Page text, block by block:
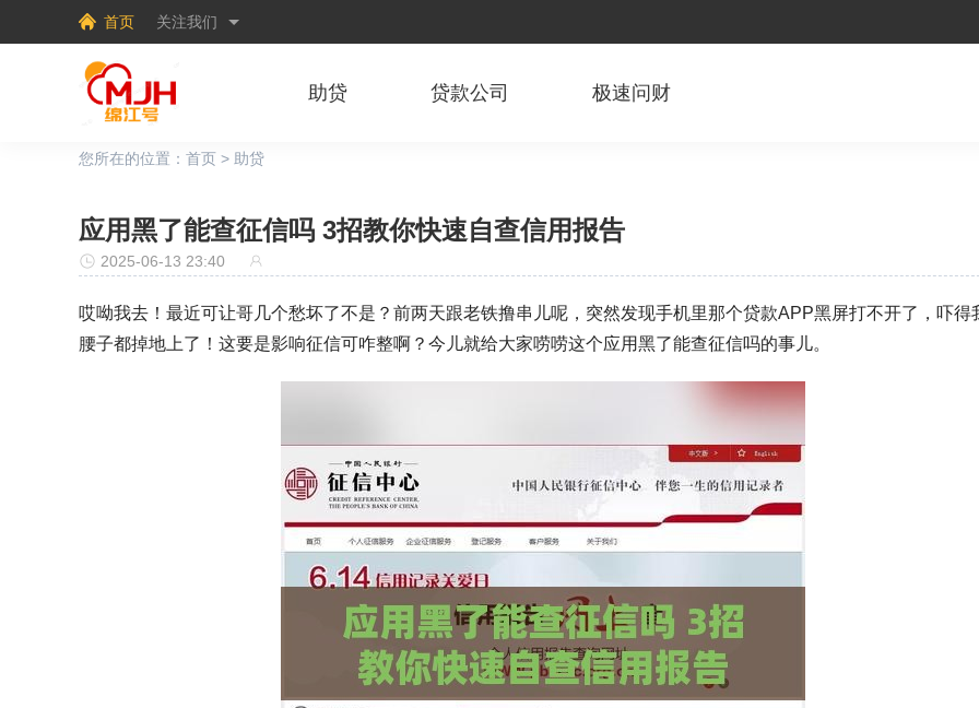
首页 关注我们
助贷 贷款公司 极速问财
您所在的位置： 首页 > 助贷
应用黑了能查征信吗 3招教你快速自查信用报告
2025-06-13 23:40
哎呦我去！最近可让哥几个愁坏了不是？前两天跟老铁撸串儿呢，突然发现手机里那个贷款APP黑屏打不开了，吓得
腰子都掉地上了！这要是影响征信可咋整啊？今儿就给大家唠唠这个应用黑了能查征信吗的事儿。